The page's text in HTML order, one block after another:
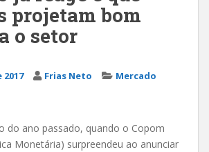
projetam bom
o setor
Frias Neto
Mercado
do ano passado, quando o Copom
Monetária) surpreendeu ao anunciar